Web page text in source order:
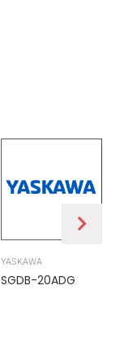
YASKAWA
SGDB-20ADG